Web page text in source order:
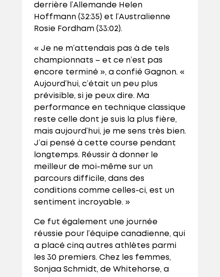
derrière l’Allemande Helen
Hoffmann (32:35) et l’Australienne
Rosie Fordham (33:02).
« Je ne m’attendais pas à de tels
championnats – et ce n’est pas
encore terminé », a confié Gagnon. «
Aujourd’hui, c’était un peu plus
prévisible, si je peux dire. Ma
performance en technique classique
reste celle dont je suis la plus fière,
mais aujourd’hui, je me sens très bien.
J’ai pensé à cette course pendant
longtemps. Réussir à donner le
meilleur de moi-même sur un
parcours difficile, dans des
conditions comme celles-ci, est un
sentiment incroyable. »
Ce fut également une journée
réussie pour l’équipe canadienne, qui
a placé cinq autres athlètes parmi
les 30 premiers. Chez les femmes,
Sonjaa Schmidt, de Whitehorse, a